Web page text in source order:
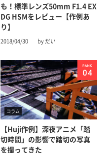
も！標準レンズ50mm F1.4 EX
DG HSMをレビュー【作例あ
り】
2018/04/30 by だい
コラム
【Huji作例】深夜アニメ「踏
切時間」の影響で踏切の写真
を撮ってきた